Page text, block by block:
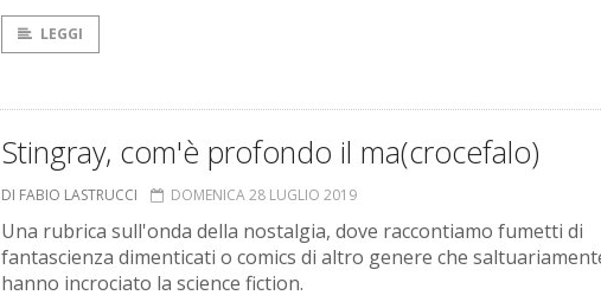
LEGGI
Stingray, com'è profondo il ma(crocefalo)
DI FABIO LASTRUCCI DOMENICA 28 LUGLIO 2019
Una rubrica sull'onda della nostalgia, dove raccontiamo fumetti di
fantascienza dimenticati o comics di altro genere che
hanno incrociato la science fiction.